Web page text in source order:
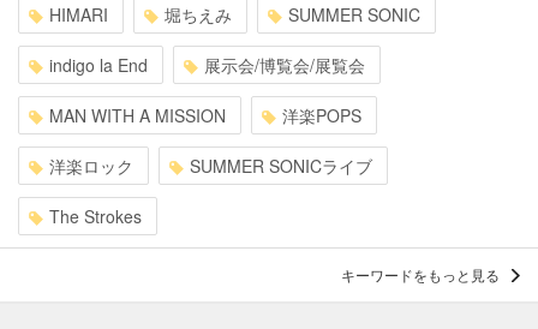
HIMARI 堀ちえみ SUMMER SONIC
indigo la End 展示会/博覧会/展覧会
MAN WITH A MISSION 洋楽POPS
洋楽ロック SUMMER SONICライブ
The Strokes
キーワードをもっと見る